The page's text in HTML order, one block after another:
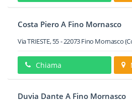
Costa Piero A Fino Mornasco
Via TRIESTE, 55-22073Fino Mornasco
Chiama
Duvia Dante A Fino Mornasco